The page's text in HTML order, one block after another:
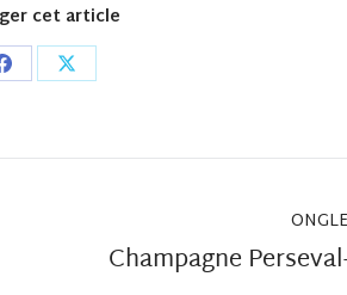
cet article
Share
Facebook
Share
X
OngletChampagne